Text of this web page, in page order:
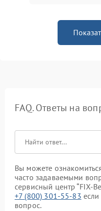
FAQ. Ответы на
Вы можете
часто задаваемыми
сервисный центр “FIX-
+7 (800) 301-55-83
вопрос.